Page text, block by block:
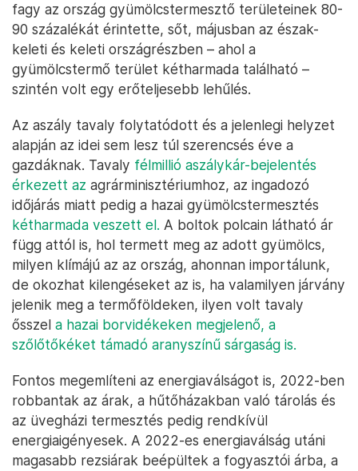
fagy az ország gyümölcstermesztő területeinek 80-
90 százalékát érintette, sőt, májusban az észak-
keleti és keleti országrészben – ahol a
gyümölcstermő terület kétharmada található –
szintén volt egy erőteljesebb lehűlés.
Az aszály tavaly folytatódott és a jelenlegi helyzet
alapján az idei sem lesz túl szerencsés éve a
gazdáknak. Tavaly félmillió aszálykár-bejelentés
érkezett az agrárminisztériumhoz, az ingadozó
időjárás miatt pedig a hazai gyümölcstermesztés
kétharmada veszett el. A boltok polcain látható ár
függ attól is, hol termett meg az adott gyümölcs,
milyen klímájú az az ország, ahonnan importálunk,
de okozhat kilengéseket az is, ha valamilyen járvány
jelenik meg a termőföldeken, ilyen volt tavaly
ősszel a hazai borvidékeken megjelenő, a
szőlőtőkéket támadó aranyszínű sárgaság is.
Fontos megemlíteni az energiaválságot is, 2022-ben
robbantak az árak, a hűtőházakban való tárolás és
az üvegházi termesztés pedig rendkívül
energiaigényesek. A 2022-es energiaválság utáni
magasabb rezsiárak beépültek a fogyasztói árba, a